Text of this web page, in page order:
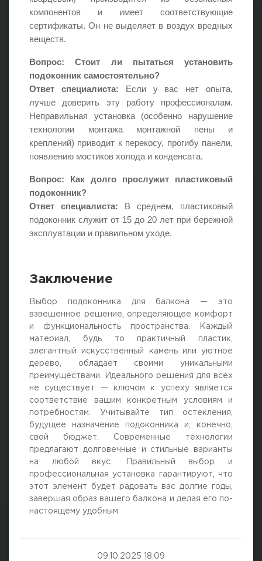
компонентов и имеет соответствующие
сертификаты. Он не выделяет в воздух вредных
веществ.
Вопрос: Стоит ли пытаться установить
подоконник самостоятельно?
Ответ специалиста: Если у вас нет опыта,
лучше доверить эту работу профессионалам.
Неправильная установка (особенно нарушение
технологии монтажа монтажной пены и
креплений) приводит к перекосу, прогибу панели,
появлению мостиков холода и конденсата.
Вопрос: Как долго прослужит пластиковый
подоконник?
Ответ специалиста: В среднем, пластиковый
подоконник служит от 15 до 20 лет при бережной
эксплуатации и правильном уходе.
Заключение
Выбор подоконника для балкона — это
взвешенное решение, определяющее комфорт
и функциональность пространства. Каждый
материал, будь то практичный пластик,
элегантный искусственный камень или уютное
дерево, обладает своими уникальными
преимуществами. Идеального решения для всех
не существует — ключом к успеху является
соответствие вашим конкретным условиям и
потребностям. Учитывайте тип остекления,
будущее назначение подоконника и, конечно,
свой бюджет. Современные технологии
предлагают долговечные и стильные варианты
на любой вкус. Правильный выбор и
профессиональная установка гарантируют, что
этот элемент будет радовать вас долгие годы,
завершая образ вашего балкона и делая его по-
настоящему удобным.
09.10.2025 18:09